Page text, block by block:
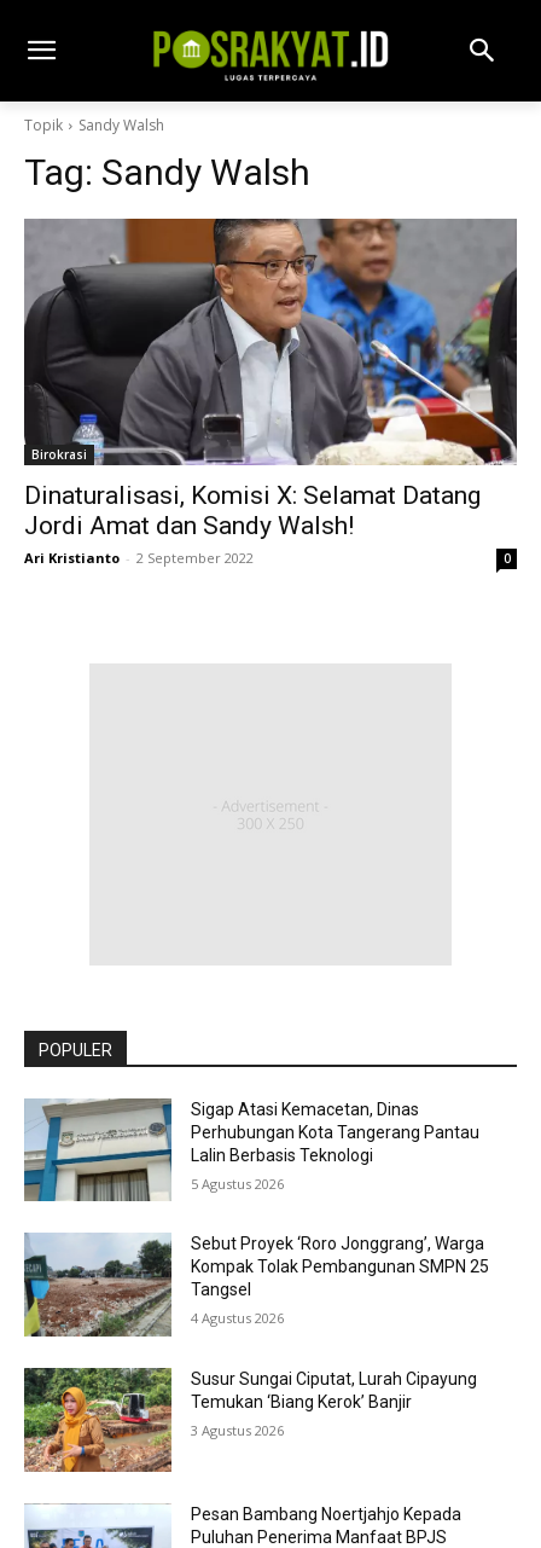
Topik Sandy Walsh
Tag: Sandy Walsh
Birokrasi
Dinaturalisasi, Komisi X: Selamat Datang
Jordi Amat dan Sandy Walsh!
Ari Kristianto - 2 September 2022 0
POPULER
Sigap Atasi Kemacetan, Dinas
Perhubungan Kota Tangerang Pantau
Lalin Berbasis Teknologi
5 Agustus 2026
Sebut Proyek ‘Roro Jonggrang’, Warga
Kompak Tolak Pembangunan SMPN 25
Tangsel
4 Agustus 2026
Susur Sungai Ciputat, Lurah Cipayung
Temukan ‘Biang Kerok’ Banjir
3 Agustus 2026
Pesan Bambang Noertjahjo Kepada
Puluhan Penerima Manfaat BPJS